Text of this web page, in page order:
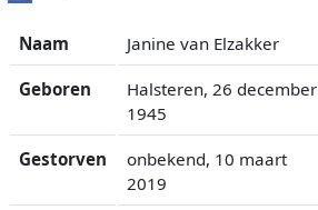
Naam Janine van Elzakker
Geboren
Halsteren, 26 december
1945
Gestorven
onbekend, 10 maart
2019